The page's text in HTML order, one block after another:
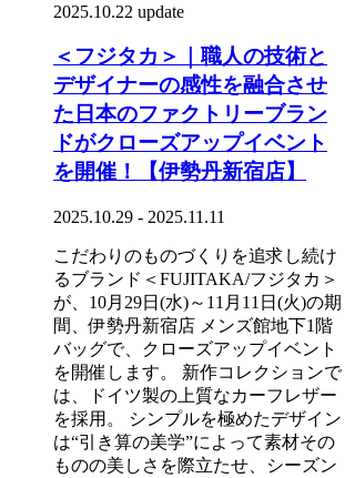
2025.10.22 update
＜フジタカ＞｜職人の技術と
デザイナーの感性を融合させ
た日本のファクトリーブラン
ドがクローズアップイベント
を開催！【伊勢丹新宿店】
2025.10.29 - 2025.11.11
こだわりのものづくりを追求し続け
るブランド＜FUJITAKA/フジタカ＞
が、10月29日(水)～11月11日(火)の期
間、伊勢丹新宿店 メンズ館地下1階
バッグで、クローズアップイベント
を開催します。 新作コレクションで
は、ドイツ製の上質なカーフレザー
を採用。 シンプルを極めたデザイン
は“引き算の美学”によって素材その
ものの美しさを際立たせ、シーズン